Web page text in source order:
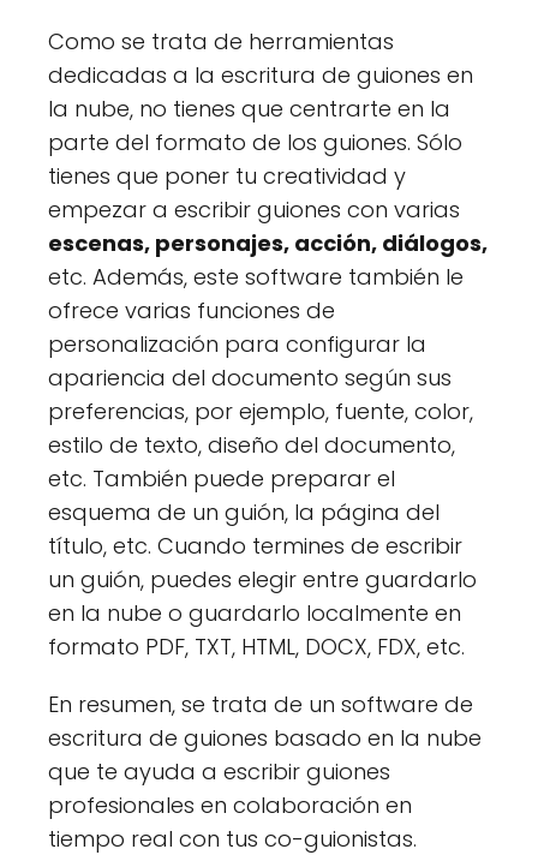
Como se trata de herramientas
dedicadas a la escritura de guiones en
la nube, no tienes que centrarte en la
parte del formato de los guiones. Sólo
tienes que poner tu creatividad y
empezar a escribir guiones con varias
escenas, personajes, acción, diálogos,
etc. Además, este software también le
ofrece varias funciones de
personalización para configurar la
apariencia del documento según sus
preferencias, por ejemplo, fuente, color,
estilo de texto, diseño del documento,
etc. También puede preparar el
esquema de un guión, la página del
título, etc. Cuando termines de escribir
un guión, puedes elegir entre guardarlo
en la nube o guardarlo localmente en
formato PDF, TXT, HTML, DOCX, FDX, etc.
En resumen, se trata de un software de
escritura de guiones basado en la nube
que te ayuda a escribir guiones
profesionales en colaboración en
tiempo real con tus co-guionistas.